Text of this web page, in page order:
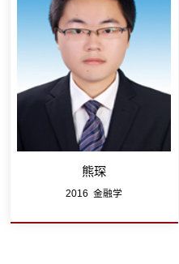
熊琛
2016 金融学